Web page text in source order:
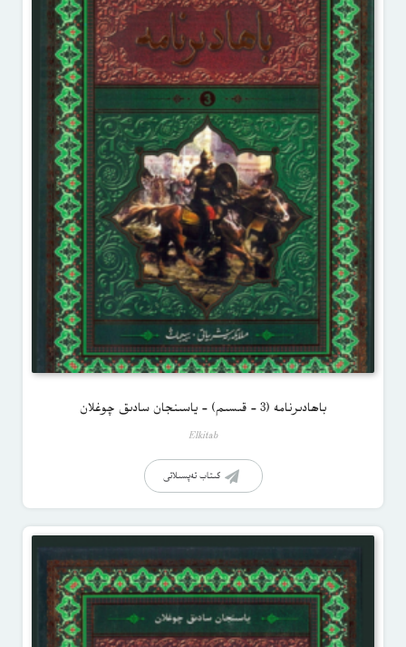
باھادىرنامە (3 – قىسىم) – ياسىنجان سادىق چوغلان
Elkitab
كىتاب تەپسىلاتى